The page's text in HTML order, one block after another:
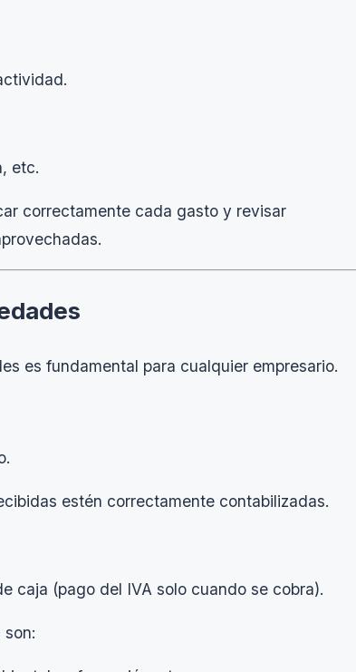
etc.
correctamente cada gasto y revisar
es fundamental para cualquier empresario.
estén correctamente contabilizadas.
caja (pago del IVA solo cuando se cobra).